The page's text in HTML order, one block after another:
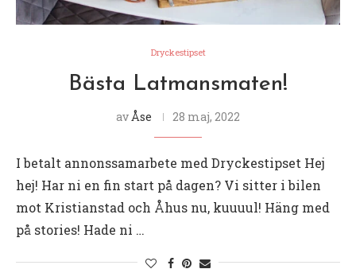
Dryckestipset
Bästa Latmansmaten!
av Åse 28 maj, 2022
I betalt annonssamarbete med Dryckestipset Hej
hej! Har ni en fin start på dagen? Vi sitter i bilen
mot Kristianstad och Åhus nu, kuuuul! Häng med
på stories! Hade ni …